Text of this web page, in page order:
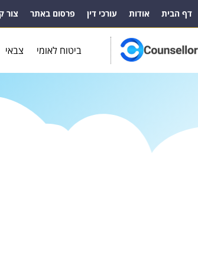
דף הבית אודות עורכי דין פרסום באתר צור
ביטוח לאומי צבאי